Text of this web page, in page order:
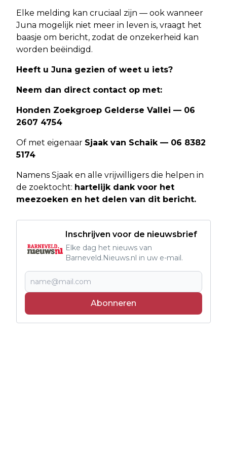
Elke melding kan cruciaal zijn — ook wanneer
Juna mogelijk niet meer in leven is, vraagt het
baasje om bericht, zodat de onzekerheid kan
worden beëindigd.
Heeft u Juna gezien of weet u iets?
Neem dan direct contact op met:
Honden Zoekgroep Gelderse Vallei — 06
2607 4754
Of met eigenaar Sjaak van Schaik — 06 8382
5174
Namens Sjaak en alle vrijwilligers die helpen in
de zoektocht: hartelijk dank voor het
meezoeken en het delen van dit bericht.
Inschrijven voor de nieuwsbrief
Elke dag het nieuws van
Barneveld.Nieuws.nl in uw e-mail.
Abonneren